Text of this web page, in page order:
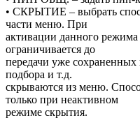
• СКРЫТИЕ – выбрать
части меню. При
активации данного
ограничивается до
передачи уже
подбора и т.д.
скрываются из меню.
только при неактивном
режиме скрытия.